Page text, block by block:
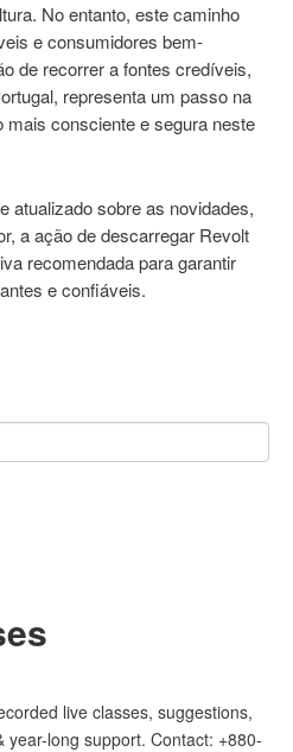
No entanto, este caminho
e consumidores bem-
de recorrer a fontes credíveis,
representa um passo na
mais consciente e segura neste
atualizado sobre as novidades,
a ação de descarregar Revolt
recomendada para garantir
e confiáveis.
live classes, suggestions,
year-long support. Contact: +880-